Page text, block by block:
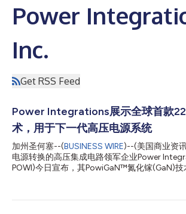
Power
Inc.
Get RSS Feed
Power Integrations展示全球首款
术，用于下一代高压电源系统
加州圣何塞--(BUSINESS WIRE)--(美国商业资
电源转换的高压集成电路领军企业Power
POWI)今日宣布，其PowiGaN™氮化镓(GaN)
可再生能源以及高压直流基础设施领域的领先